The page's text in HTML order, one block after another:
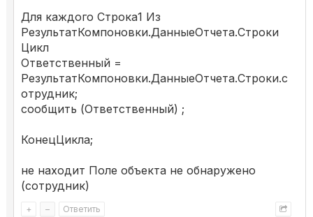
Для каждого Строка1 Из
РезультатКомпоновки.ДанныеОтчета.Строки
Цикл
Ответственный =
РезультатКомпоновки.ДанныеОтчета.Строки.с
отрудник;
сообщить (Ответственный) ;
КонецЦикла;
не находит Поле объекта не обнаружено
(сотрудник)
+ – Ответить